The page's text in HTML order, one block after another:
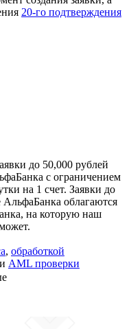
20-го подтверждения
до 50,000 рублей
с ограничением
на 1 счет. Заявки до
АльфаБанка облагаются
на которую наш
, обработкой
AML проверки